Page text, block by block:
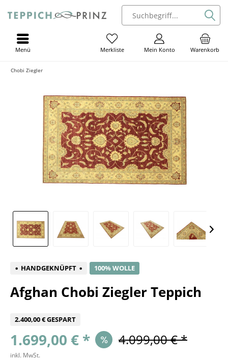
Warenkorb
Mein Konto
Merkliste
Menü
Chobi Ziegler
HANDGEKNÜPFT 100% WOLLE
Afghan Chobi Ziegler Teppich
2.400,00 € GESPART
1.699,00 € * 4.099,00 € *
inkl. MwSt.